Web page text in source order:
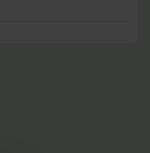
en elegante uitstraling.